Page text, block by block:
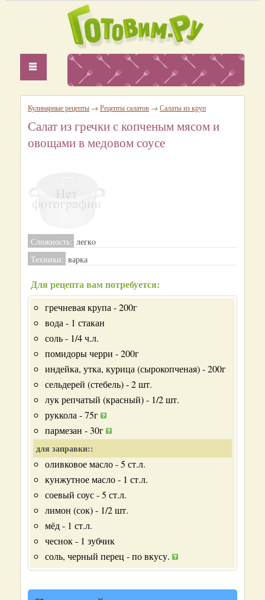
Кулинарные рецепты → Рецепты салатов → Салаты из круп
Салат из гречки с копченым мясом и
овощами в медовом соусе
Сложность: легкo
Техники: варка
Для рецепта вам потребуется:
гречневая крупа - 200г
вода - 1 стакан
соль - 1/4 ч.л.
помидоры черри - 200г
индейка, утка, курица (сырокопченая) - 200г
сельдерей (стебель) - 2 шт.
лук репчатый (красный) - 1/2 шт.
руккола - 75г
пармезан - 30г
для заправки::
оливковое масло - 5 ст.л.
кунжутное масло - 1 ст.л.
соевый соус - 5 ст.л.
лимон (сок) - 1/2 шт.
мёд - 1 ст.л.
чеснок - 1 зубчик
соль, черный перец - по вкусу.